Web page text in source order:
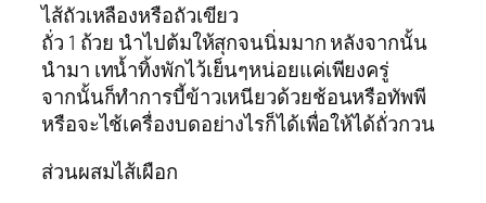
ไส้ถัวเหลืองหรือถัวเขียว
ถั่ว 1 ถ้วย นำไปต้มให้สุกจนนิ่มมาก หลังจากนั้น
นำมา เทน้ำทิ้งพักไว้เย็นๆหน่อยแค่เพียงครู่
จากนั้นก็ทำการบี้ข้าวเหนียวด้วยช้อนหรือทัพพี
หรือจะไช้เครื่องบดอย่างไรก็ได้เพื่อให้ได้ถั่วกวน
ส่วนผสมไส้เผือก